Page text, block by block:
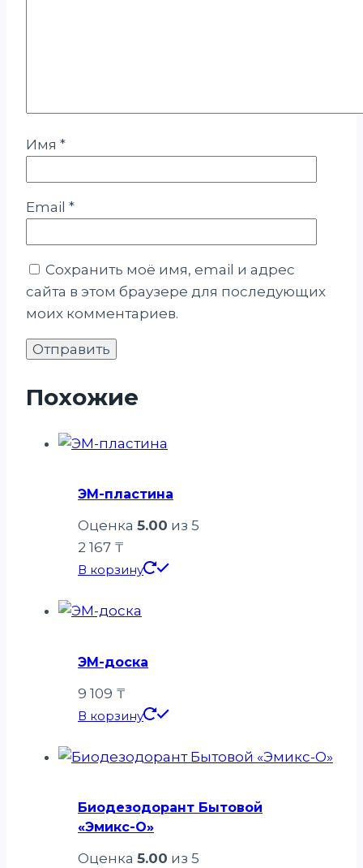
Имя *
Email *
Сохранить моё имя, email и адрес
сайта в этом браузере для последующих
моих комментариев.
Похожие
ЭМ-пластина
Оценка 5.00 из 5
2 167 ₸
В корзину
ЭМ-доска
9 109 ₸
В корзину
Биодезодорант Бытовой
«Эмикс-О»
Оценка 5.00 из 5